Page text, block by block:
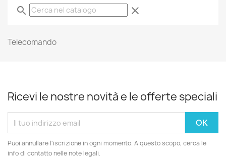
search clear
Telecomando
Ricevi le nostre novità e le offerte speciali
Puoi annullare l'iscrizione in ogni momento. A questo scopo, cerca le
info di contatto nelle note legali.